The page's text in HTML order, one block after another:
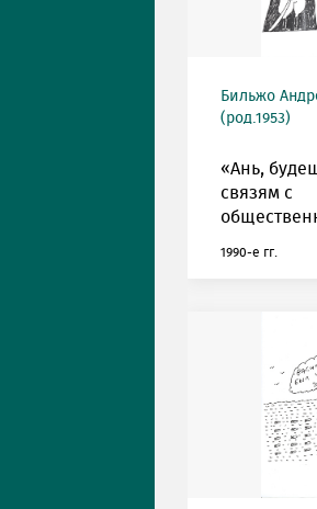
Бильжо
(род.1953)
«Ань,
связям с
1990-е гг.